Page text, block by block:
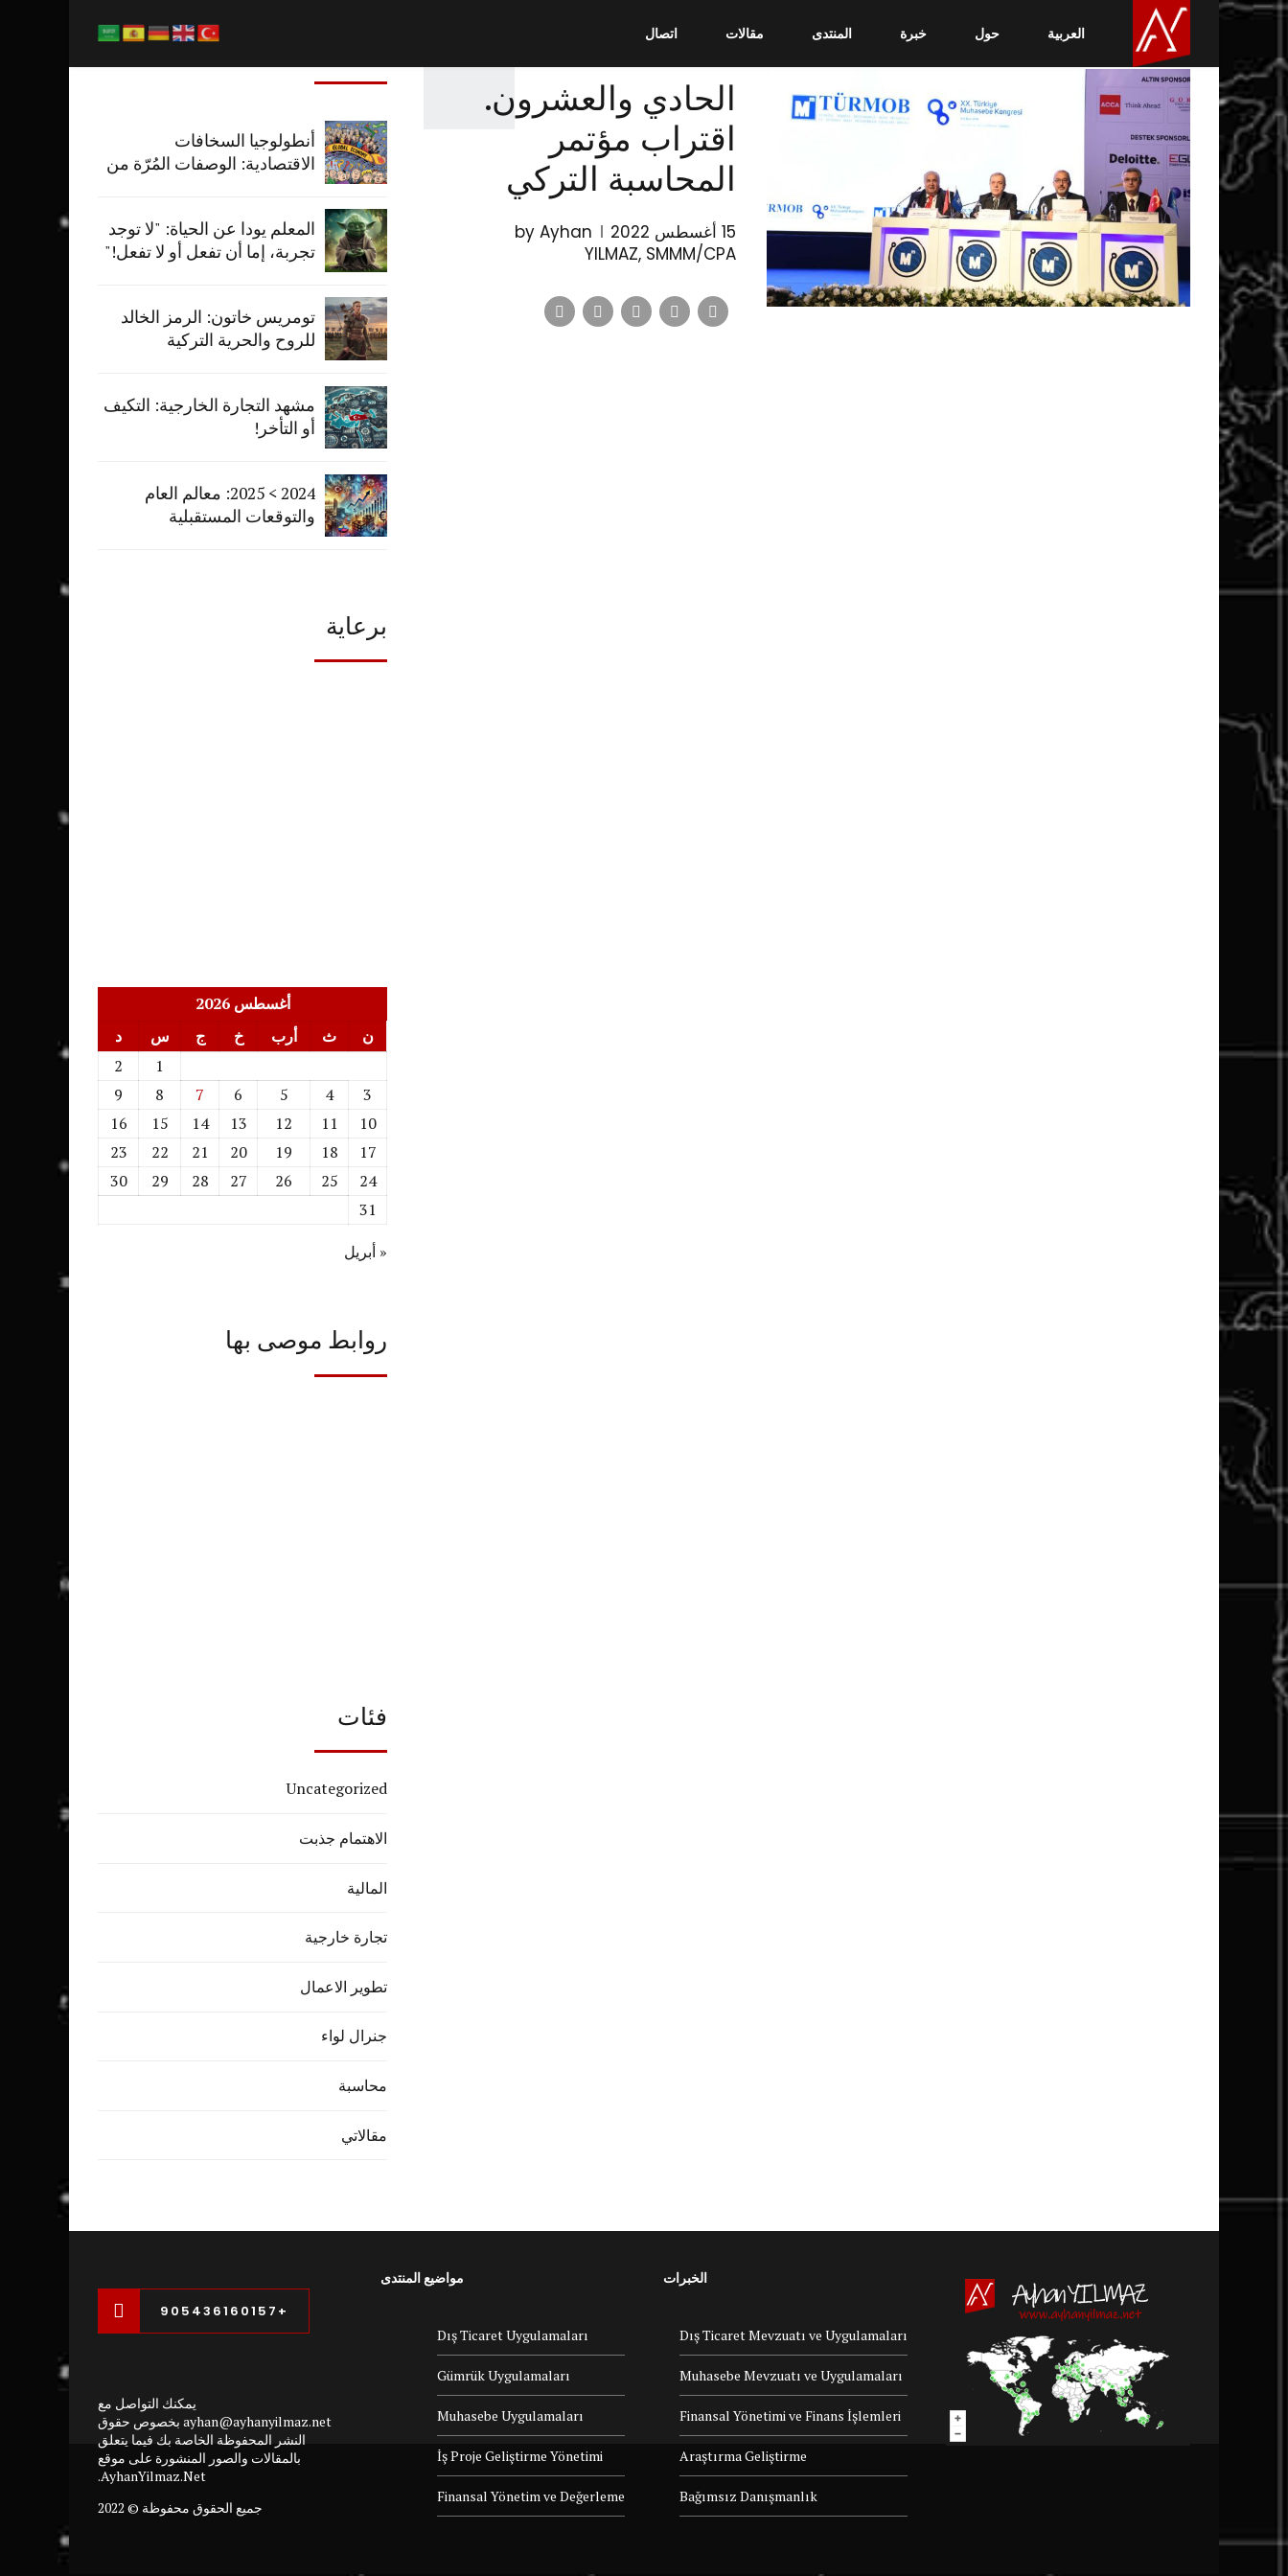
العربية حول خبرة المنتدى مقالات اتصال
الحادي والعشرون.
اقتراب مؤتمر
المحاسبة التركي
15 أغسطس 2022
by Ayhan
YILMAZ, SMMM/CPA
المشاركات الاخيرة
أنطولوجيا السخافات
الاقتصادية: الوصفات المُرّة من
المعلم يودا عن الحياة: "لا توجد
تجربة، إما أن تفعل أو لا تفعل!"
تومريس خاتون: الرمز الخالد
للروح والحرية التركية
مشهد التجارة الخارجية: التكيف
أو التأخر!
2024 > 2025: معالم العام
والتوقعات المستقبلية
برعاية
أغسطس 2026
ن
ث أرب خ ج س
د
1
2
3
4
5
6
7
8
9
10
11
12
13
14
15
16
17
18
19
20
21
22
23
24
25
26
27
28
29
30
31
« أبريل
روابط موصى بها
فئات
Uncategorized
الاهتمام جذبت
المالية
تجارة خارجية
تطوير الاعمال
جنرال لواء
محاسبة
مقالاتي
الخبرات
Dış Ticaret Mevzuatı ve Uygulamaları
Muhasebe Mevzuatı ve Uygulamaları
Finansal Yönetimi ve Finans İşlemleri
Araştırma Geliştirme
Bağımsız Danışmanlık
مواضيع المنتدى
Dış Ticaret Uygulamaları
Gümrük Uygulamaları
Muhasebe Uygulamaları
İş Proje Geliştirme Yönetimi
Finansal Yönetim ve Değerleme
+905436160157
يمكنك التواصل مع
ayhan@ayhanyilmaz.net بخصوص حقوق
النشر المحفوظة الخاصة بك فيما يتعلق
بالمقالات والصور المنشورة على موقع
AyhanYilmaz.Net.
جميع الحقوق محفوظة © 2022